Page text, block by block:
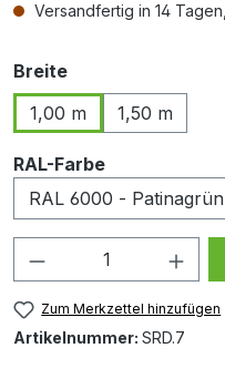
Versandfertig in 14
Breiteauswählen
1,00 m
1,50 m
RAL-Farbeauswählen
Produkt
Zum Merkzettel hinzufügen
Artikelnummer: SRD.7